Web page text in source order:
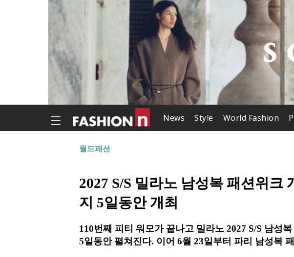
News Style World Fashion
월드패션
2027 S/S 밀라노 남성복 패션위크
지 5일동안 개최
110번째 피티 워모가 끝나고 밀라노 2027 S/S 남성
5일동안 펼쳐진다. 이어 6월 23일부터 파리 남성복